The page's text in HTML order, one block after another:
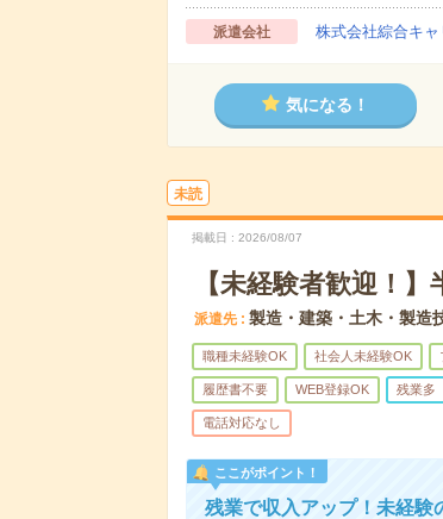
派遣会社 株式会社綜合キ
気になる！
未読
掲載日 2026/08/07
【未経験者歓迎！
派遣先 製造・建築・土木・製造
職種未経験OK 社会人未経験OK
履歴書不要 WEB登録OK 残業多
電話対応なし
ここがポイント！
残業で収入アップ！未経験